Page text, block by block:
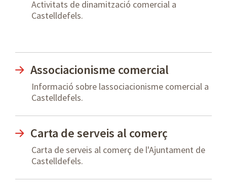
Activitats de dinamització comercial a
Castelldefels.
Associacionisme comercial
Informació sobre lassociacionisme comercial a
Castelldefels.
Carta de serveis al comerç
Carta de serveis al comerç de l'Ajuntament de
Castelldefels.